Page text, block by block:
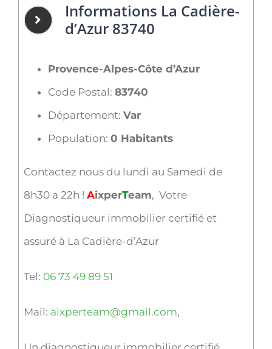
Informations La Cadière-
d’Azur 83740
Provence-Alpes-Côte d’Azur
Code Postal: 83740
Département: Var
Population: 0 Habitants
Contactez nous du lundi au Samedi de
8h30 a 22h ! AixperTeam, Votre
Diagnostiqueur immobilier certifié et
assuré à La Cadière-d’Azur
Tel: 06 73 49 89 51
Mail: aixperteam@gmail.com,